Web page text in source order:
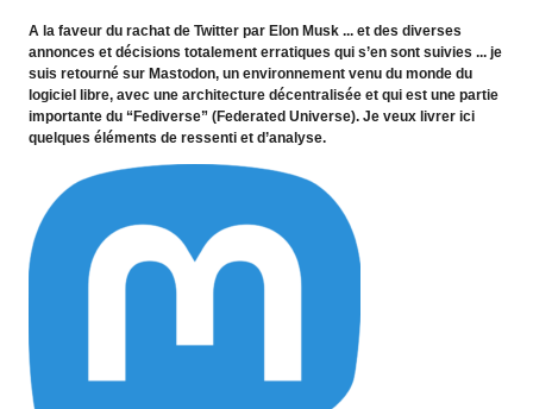
A la faveur du rachat de Twitter par Elon Musk ... et des diverses
annonces et décisions totalement erratiques qui s’en sont suivies ... je
suis retourné sur Mastodon, un environnement venu du monde du
logiciel libre, avec une architecture décentralisée et qui est une partie
importante du “Fediverse” (Federated Universe). Je veux livrer ici
quelques éléments de ressenti et d’analyse.